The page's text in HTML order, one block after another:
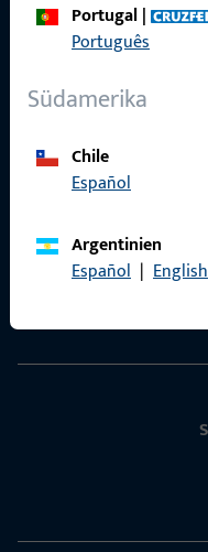
Portugal|
Português
Südamerika
Chile
Español
Argentinien
Español | English